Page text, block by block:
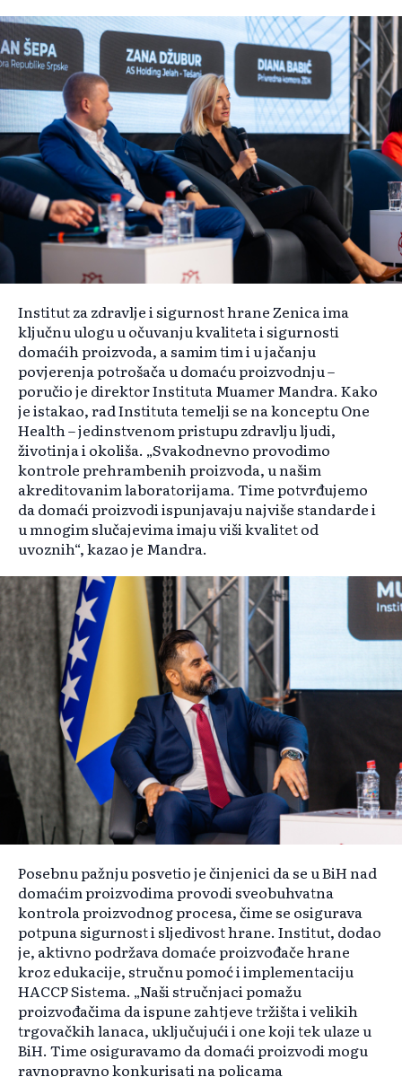
Institut za zdravlje i sigurnost hrane Zenica ima
ključnu ulogu u očuvanju kvaliteta i sigurnosti
domaćih proizvoda, a samim tim i u jačanju
povjerenja potrošača u domaću proizvodnju –
poručio je direktor Instituta Muamer Mandra. Kako
je istakao, rad Instituta temelji se na konceptu One
Health – jedinstvenom pristupu zdravlju ljudi,
životinja i okoliša. „Svakodnevno provodimo
kontrole prehrambenih proizvoda, u našim
akreditovanim laboratorijama. Time potvrđujemo
da domaći proizvodi ispunjavaju najviše standarde i
u mnogim slučajevima imaju viši kvalitet od
uvoznih“, kazao je Mandra.
Posebnu pažnju posvetio je činjenici da se u BiH nad
domaćim proizvodima provodi sveobuhvatna
kontrola proizvodnog procesa, čime se osigurava
potpuna sigurnost i sljedivost hrane. Institut, dodao
je, aktivno podržava domaće proizvođače hrane
kroz edukacije, stručnu pomoć i implementaciju
HACCP Sistema. „Naši stručnjaci pomažu
proizvođačima da ispune zahtjeve tržišta i velikih
trgovačkih lanaca, uključujući i one koji tek ulaze u
BiH. Time osiguravamo da domaći proizvodi mogu
ravnopravno konkurisati na policama